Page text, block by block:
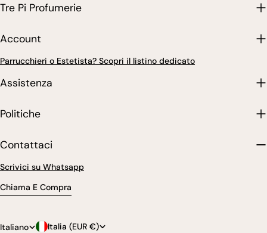
Tre Pi Profumerie
Account
Parrucchieri o Estetista? Scopri il listino dedicato
Assistenza
Politiche
Contattaci
Scrivici su Whatsapp
Chiama E Compra
L
Italiano
P
Italia (EUR €)